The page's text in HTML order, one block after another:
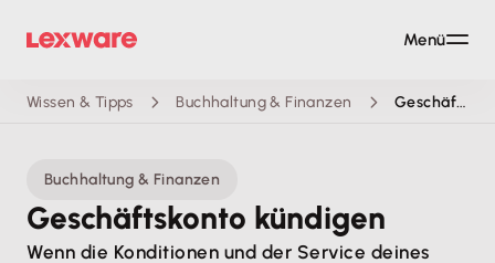
Wissen & Tipps Buchhaltung & Finanzen Geschäftskonto kündigen
Buchhaltung & Finanzen
Geschäftskonto kündigen
Wenn die Konditionen und der Service deines
Menü